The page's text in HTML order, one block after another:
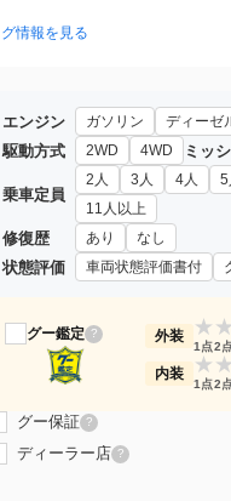
~2014年12月（1959）
情報を見る
エンジン ガソリン ディーゼ
駆動方式 2WD 4WD ミッ
乗車定員
2人 3人 4人 5
11人以上
修復歴 あり なし
状態評価 車両状態評価書付
グー鑑定 ? 外装 ★
1点
★
2
内装 ★
1点
★
2
グー保証 ?
ディーラー店 ?